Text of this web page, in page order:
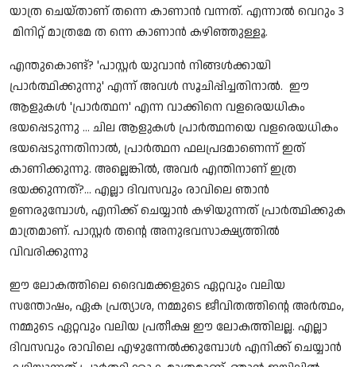
യാത്ര ചെയ്താണ് തന്നെ കാണാൻ വന്നത്. എന്നാൽ വെറും 3
മിനിറ്റ് മാത്രമേ ത ന്നെ കാണാൻ കഴിഞ്ഞുള്ളൂ.
എന്തുകൊണ്ട്? 'പാസ്റ്റർ യുവാൻ നിങ്ങൾക്കായി
പ്രാർത്ഥിക്കുന്നു' എന്ന് അവൾ സൂചിപ്പിച്ചതിനാൽ. ഈ
ആളുകൾ 'പ്രാർത്ഥന' എന്ന വാക്കിനെ വളരെയധികം
ഭയപ്പെടുന്നു ... ചില ആളുകൾ പ്രാർത്ഥനയെ വളരെയധികം
ഭയപ്പെടുന്നതിനാൽ, പ്രാർത്ഥന ഫലപ്രദമാണെന്ന് ഇത്
കാണിക്കുന്നു. അല്ലെങ്കിൽ, അവർ എന്തിനാണ് ഇത്ര
ഭയക്കുന്നത്?... എല്ലാ ദിവസവും രാവിലെ ഞാൻ
ഉണരുമ്പോൾ, എനിക്ക് ചെയ്യാൻ കഴിയുന്നത് പ്രാർത്ഥിക്കുക
മാത്രമാണ്. പാസ്റ്റർ തന്റെ അനുഭവസാക്ഷ്യത്തിൽ
വിവരിക്കുന്നു
ഈ ലോകത്തിലെ ദൈവമക്കളുടെ ഏറ്റവും വലിയ
സന്തോഷം, ഏക പ്രത്യാശ, നമ്മുടെ ജീവിതത്തിൻ്റെ അർത്ഥം,
നമ്മുടെ ഏറ്റവും വലിയ പ്രതീക്ഷ ഈ ലോകത്തിലല്ല. എല്ലാ
ദിവസവും രാവിലെ എഴുന്നേൽക്കുമ്പോൾ എനിക്ക് ചെയ്യാൻ